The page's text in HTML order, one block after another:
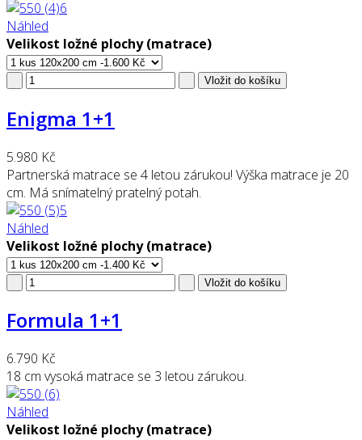
Náhled
Velikost ložné plochy (matrace)
Enigma 1+1
5.980 Kč
Partnerská matrace se 4 letou zárukou! Výška matrace je 20
cm. Má snímatelný pratelný potah.
Náhled
Velikost ložné plochy (matrace)
Formula 1+1
6.790 Kč
18 cm vysoká matrace se 3 letou zárukou.
Náhled
Velikost ložné plochy (matrace)